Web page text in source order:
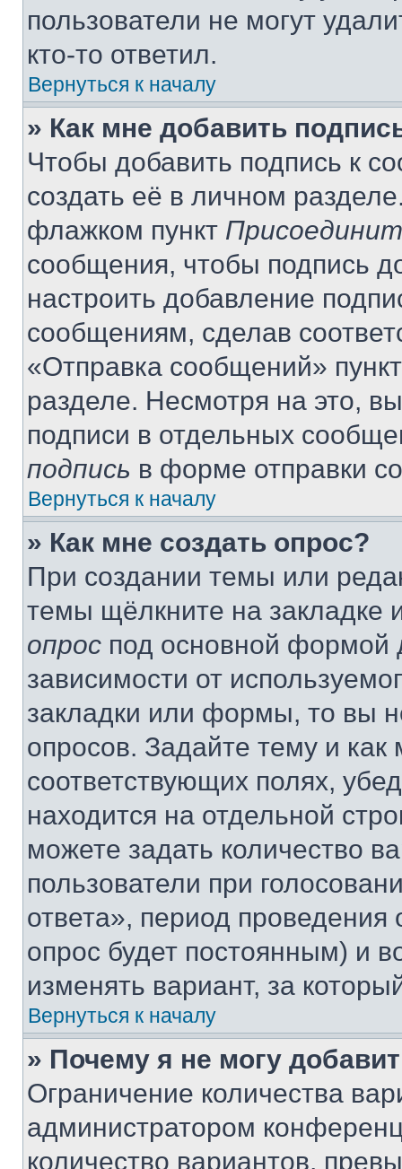
пользователи не могут
кто-то ответил.
Вернуться к началу
» Как мне добавить
Чтобы добавить подпись к
создать её в личном
флажком пункт
сообщения, чтобы подпись
настроить добавление
сообщениям, сделав
«Отправка сообщений»
разделе. Несмотря на это,
подписи в отдельных
подпись в форме отправки
Вернуться к началу
» Как мне создать опрос?
При создании темы или
темы щёлкните на
опрос под основной формой
зависимости от
закладки или формы, то вы
опросов. Задайте тему и
соответствующих полях,
находится на отдельной
можете задать количество
пользователи при
ответа», период проведения
опрос будет постоянным) и
изменять вариант, за
Вернуться к началу
» Почему я не могу
Ограничение количества
администратором
количество вариантов,